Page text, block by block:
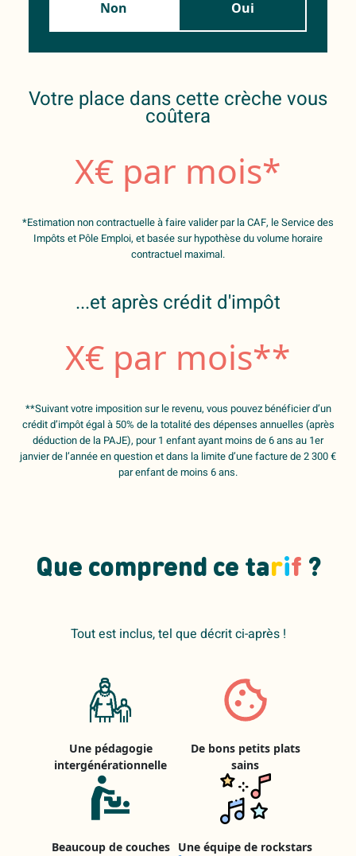
Non Oui
Votre place dans cette crèche vous
coûtera
X€ par mois*
*Estimation non contractuelle à faire valider par la CAF, le Service des
Impôts et Pôle Emploi, et basée sur hypothèse du volume horaire
contractuel maximal.
...et après crédit d'impôt
X€ par mois**
**Suivant votre imposition sur le revenu, vous pouvez bénéficier d’un
crédit d’impôt égal à 50% de la totalité des dépenses annuelles (après
déduction de la PAJE), pour 1 enfant ayant moins de 6 ans au 1er
janvier de l’année en question et dans la limite d’une facture de 2 300 €
par enfant de moins 6 ans.
Que comprend ce tarif ?
Tout est inclus, tel que décrit ci-après !
Une pédagogie
intergénérationnelle
De bons petits plats
sains
Beaucoup de couches Une équipe de rockstars